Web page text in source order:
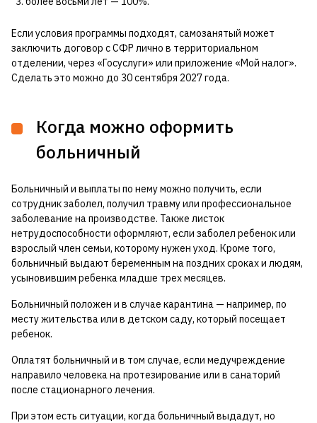
Если условия программы подходят, самозанятый может
заключить договор с СФР лично в территориальном
отделении, через «Госуслуги» или приложение «Мой налог».
Сделать это можно до 30 сентября 2027 года.
Когда можно оформить
больничный
Больничный и выплаты по нему можно получить, если
сотрудник заболел, получил травму или профессиональное
заболевание на производстве. Также листок
нетрудоспособности оформляют, если заболел ребенок или
взрослый член семьи, которому нужен уход. Кроме того,
больничный выдают беременным на поздних сроках и людям,
усыновившим ребенка младше трех месяцев.
Больничный положен и в случае карантина — например, по
месту жительства или в детском саду, который посещает
ребенок.
Оплатят больничный и в том случае, если медучреждение
направило человека на протезирование или в санаторий
после стационарного лечения.
При этом есть ситуации, когда больничный выдадут, но